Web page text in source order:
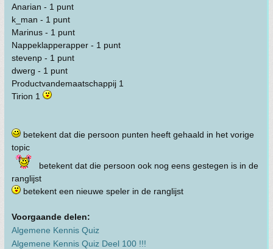
Anarian - 1 punt
k_man - 1 punt
Marinus - 1 punt
Nappeklapperapper - 1 punt
stevenp - 1 punt
dwerg - 1 punt
Productvandemaatschappij 1
Tirion 1
betekent dat die persoon punten heeft gehaald in het vorige
topic
betekent dat die persoon ook nog eens gestegen is in de
ranglijst
betekent een nieuwe speler in de ranglijst
Voorgaande delen:
Algemene Kennis Quiz
Algemene Kennis Quiz Deel 100 !!!